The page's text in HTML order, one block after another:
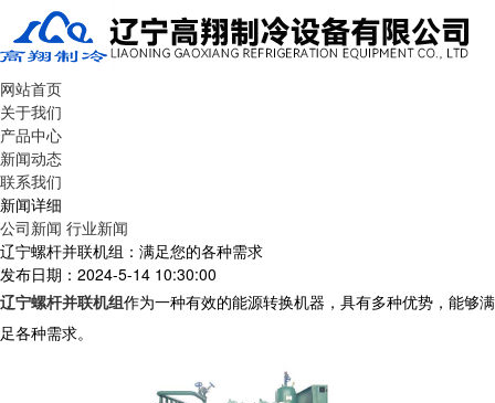
网站首页
关于我们
产品中心
新闻动态
联系我们
新闻详细
公司新闻 行业新闻
辽宁螺杆并联机组：满足您的各种需求
发布日期：2024-5-14 10:30:00
辽宁螺杆并联机组作为一种有效的能源转换机器，具有多种优势，能够满
足各种需求。